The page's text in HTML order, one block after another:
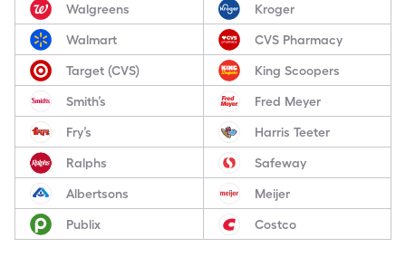
Walgreens Kroger
Walmart CVS Pharmacy
Target (CVS) King Scoopers
Smith’s Fred Meyer
Fry’s Harris Teeter
Ralphs Safeway
Albertsons Meijer
Publix Costco